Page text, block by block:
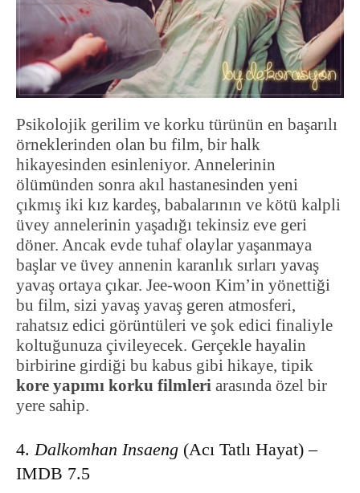
Psikolojik gerilim ve korku türünün en başarılı
örneklerinden olan bu film, bir halk
hikayesinden esinleniyor. Annelerinin
ölümünden sonra akıl hastanesinden yeni
çıkmış iki kız kardeş, babalarının ve kötü kalpli
üvey annelerinin yaşadığı tekinsiz eve geri
döner. Ancak evde tuhaf olaylar yaşanmaya
başlar ve üvey annenin karanlık sırları yavaş
yavaş ortaya çıkar. Jee-woon Kim’in yönettiği
bu film, sizi yavaş yavaş geren atmosferi,
rahatsız edici görüntüleri ve şok edici finaliyle
koltuğunuza çivileyecek. Gerçekle hayalin
birbirine girdiği bu kabus gibi hikaye, tipik
kore yapımı korku filmleri arasında özel bir
yere sahip.
4. Dalkomhan Insaeng (Acı Tatlı Hayat) –
IMDB 7.5